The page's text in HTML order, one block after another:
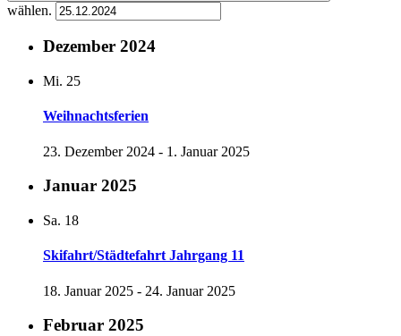
wählen.
Dezember 2024
Mi. 25
Weihnachtsferien
23. Dezember 2024 - 1. Januar 2025
Januar 2025
Sa. 18
Skifahrt/Städtefahrt Jahrgang 11
18. Januar 2025 - 24. Januar 2025
Februar 2025